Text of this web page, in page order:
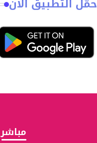
حمّل التطبيق الآن
مباشر